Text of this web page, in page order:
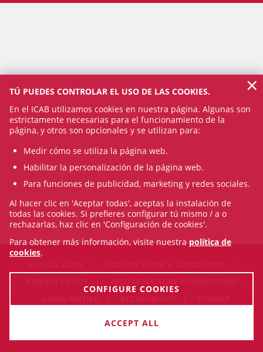
© Thu Aug 06 21:16:54 CEST 2026 Il·lustre Col·legi de
TÚ PUEDES CONTROLAR EL USO DE LAS COOKIES.
En el ICAB utilizamos cookies en nuestra página. Algunas son
estrictamente necesarias para el funcionamiento de la
página, y otros son opcionales y se utilizan para:
Medir cómo se utiliza la página web.
Habilitar la personalización de la página web.
Para funciones de publicidad, marketing y redes sociales.
Al hacer clic en 'Aceptar todas', aceptas la instalación de
todas las cookies. Si prefieres configurar tú mismo / a o
rechazarlas, haz clic en 'Configuración de cookies'.
Para obtener más información, visite nuestra política de
cookies.
CONFIGURE COOKIES
ACCEPT ALL
×